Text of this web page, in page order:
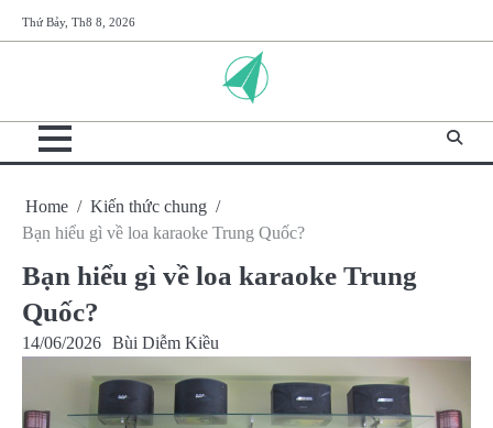
to
Thứ Bảy, Th8 8, 2026
Home
Kiến thức chung
Bạn hiểu gì về loa karaoke Trung Quốc?
Bạn hiểu gì về loa karaoke Trung
Quốc?
14/06/2026 Bùi Diễm Kiều